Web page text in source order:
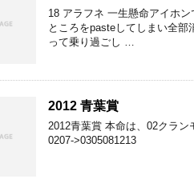
18 アラフネ 一生懸命アイホ
ところをpasteしてしまい全
って乗り過ごし …
2012 青葉賞
2012青葉賞 本命は、02クラ
0207->0305081213